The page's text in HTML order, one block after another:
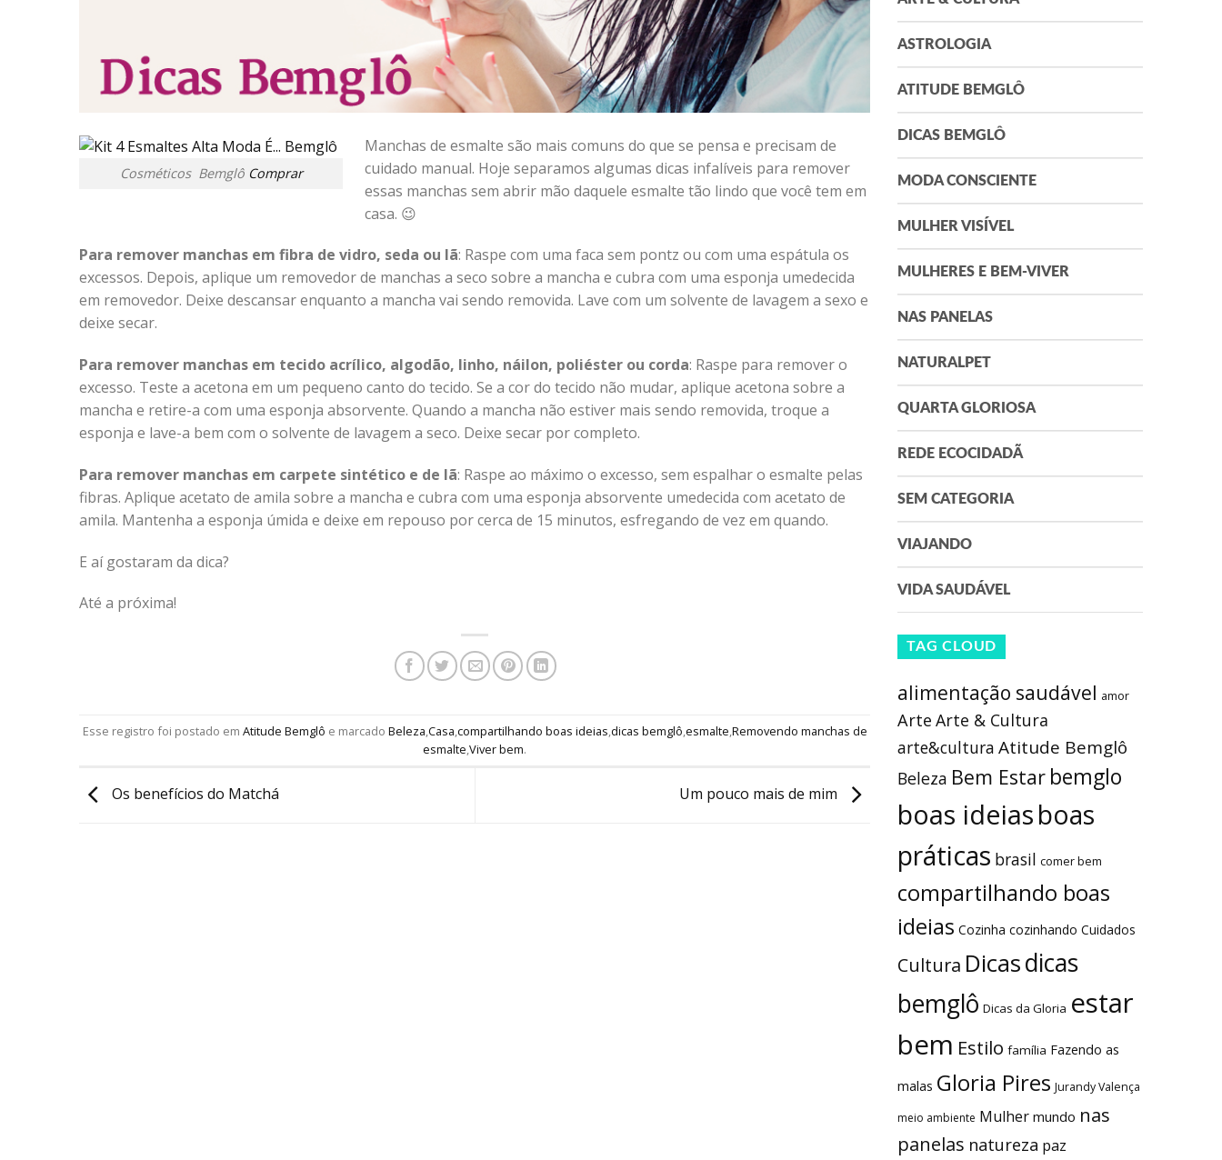
Cosméticos Bemglô Comprar
Manchas de esmalte são mais comuns do que se pensa e precisam de
cuidado manual. Hoje separamos algumas dicas infalíveis para remover
essas manchas sem abrir mão daquele esmalte tão lindo que você tem em
casa. 😉
Para remover manchas em fibra de vidro, seda ou lã: Raspe com uma faca sem pontz ou com uma espátula os
excessos. Depois, aplique um removedor de manchas a seco sobre a mancha e cubra com uma esponja umedecida
em removedor. Deixe descansar enquanto a mancha vai sendo removida. Lave com um solvente de lavagem a sexo e
deixe secar.
Para remover manchas em tecido acrílico, algodão, linho, náilon, poliéster ou corda: Raspe para remover o
excesso. Teste a acetona em um pequeno canto do tecido. Se a cor do tecido não mudar, aplique acetona sobre a
mancha e retire-a com uma esponja absorvente. Quando a mancha não estiver mais sendo removida, troque a
esponja e lave-a bem com o solvente de lavagem a seco. Deixe secar por completo.
Para remover manchas em carpete sintético e de lã: Raspe ao máximo o excesso, sem espalhar o esmalte pelas
fibras. Aplique acetato de amila sobre a mancha e cubra com uma esponja absorvente umedecida com acetato de
amila. Mantenha a esponja úmida e deixe em repouso por cerca de 15 minutos, esfregando de vez em quando.
E aí gostaram da dica?
Até a próxima!
Esse registro foi postado em Atitude Bemglô e marcado Beleza,Casa,compartilhando boas ideias,dicas bemglô,esmalte,Removendo manchas de
esmalte,Viver bem.
Os benefícios do Matchá Um pouco mais de mim
ASTROLOGIA
ATITUDE BEMGLÔ
DICAS BEMGLÔ
MODA CONSCIENTE
MULHER VISÍVEL
MULHERES E BEM-VIVER
NAS PANELAS
NATURALPET
QUARTA GLORIOSA
REDE ECOCIDADÃ
SEM CATEGORIA
VIAJANDO
VIDA SAUDÁVEL
TAG CLOUD
alimentação saudável amor
Arte Arte & Cultura
arte&cultura Atitude Bemglô
Beleza Bem Estar bemglo
boas ideiasboas
práticas brasil comer bem
compartilhando boas
ideias Cozinha cozinhando Cuidados
Cultura Dicasdicas
bemglô Dicas da Gloria estar
bem Estilo família Fazendo as
malas Gloria Pires Jurandy Valença
meio ambiente Mulher mundo nas
panelas natureza paz